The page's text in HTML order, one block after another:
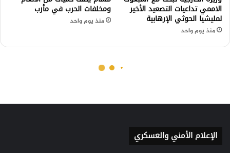
الإعلام الأمني والعسكري